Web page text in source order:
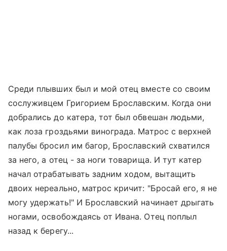
Среди плывших был и мой отец вместе со своим
сослуживцем Григорием Брославским. Когда они
добрались до катера, тот был обвешан людьми,
как лоза гроздьями винограда. Матрос с верхней
палубы бросил им багор, Брославский схватился
за него, а отец - за ноги товарища. И тут катер
начал отрабатывать задним ходом, вытащить
двоих нереально, матрос кричит: "Бросай его, я не
могу удержать!" И Брославский начинает дрыгать
ногами, освобождаясь от Ивана. Отец поплыл
назад к берегу...